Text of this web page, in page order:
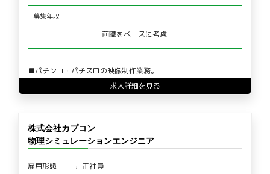
募集年収
前職をベースに考慮
■パチンコ・パチスロの映像制作業務。
求人詳細を見る
株式会社カプコン
物理シミュレーションエンジニア
雇用形態
正社員